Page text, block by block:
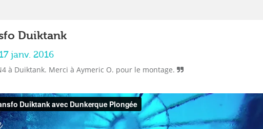
Duiktank
janv. 2016
à Duiktank. Merci à Aymeric O. pour le montage.